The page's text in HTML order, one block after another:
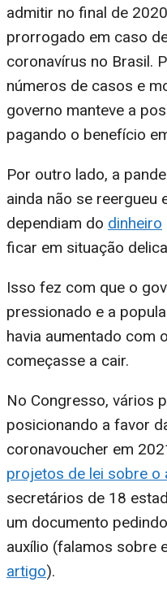
admitir no final de
prorrogado em caso
coronavírus no Brasil.
números de casos e
governo manteve a
pagando o benefício
Por outro lado, a
ainda não se reergueu
dependiam do dinheiro
ficar em situação
Isso fez com que o
pressionado e a
havia aumentado com
começasse a cair.
No Congresso, vários
posicionando a favor
coronavoucher em
projetos de lei sobre o
secretários de 18
um documento
auxílio (falamos sobre
artigo).